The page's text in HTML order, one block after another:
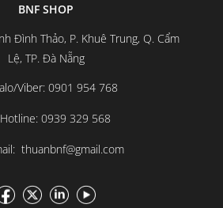
BNF SHOP
Đình Thảo, P. Khuê Trung, Q. Cẩm
Lệ, TP. Đà Nẵng
Viber: 0901 954 768
Hotline: 0939 329 568
thuanbnf@gmail.com